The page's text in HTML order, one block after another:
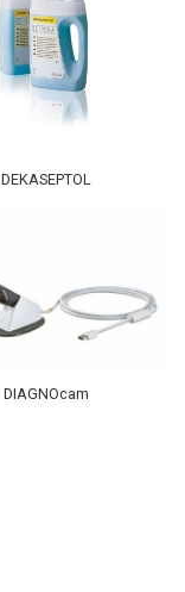
DEKASEPTOL
DIAGNOcam